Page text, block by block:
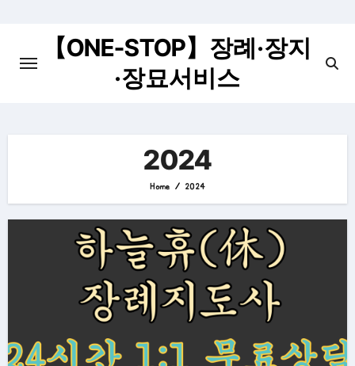
【ONE-STOP】장례·장지
·장묘서비스
2024
Home 2024